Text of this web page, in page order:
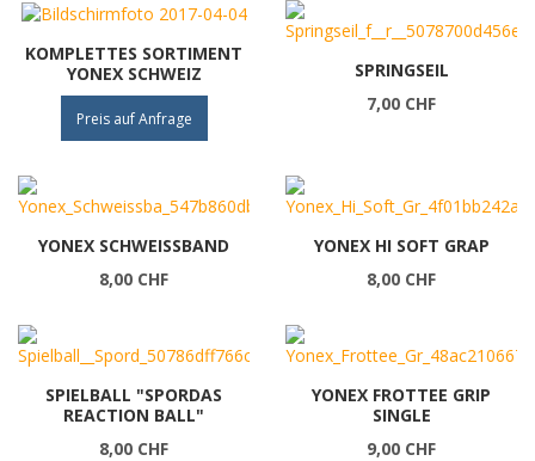
KOMPLETTES SORTIMENT
YONEX SCHWEIZ
Preis auf Anfrage
SPRINGSEIL
7,00 CHF
YONEX SCHWEISSBAND
8,00 CHF
YONEX HI SOFT GRAP
8,00 CHF
SPIELBALL "SPORDAS
REACTION BALL"
8,00 CHF
YONEX FROTTEE GRIP
SINGLE
9,00 CHF